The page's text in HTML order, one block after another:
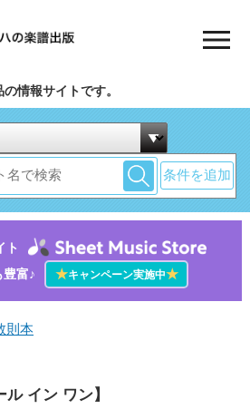
情報サイトです。
条件を追加
ト
豊富♪
★キャンペーン実施中★
則本
イン ワン】